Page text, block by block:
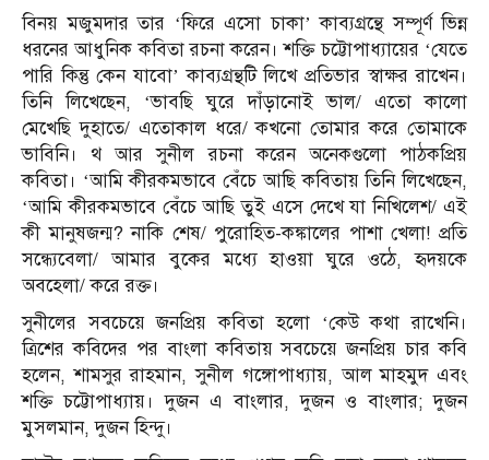
বিনয় মজুমদার তার ‘ফিরে এসো চাকা’ কাব্যগ্রন্থে সম্পূর্ণ ভিন্ন
ধরনের আধুনিক কবিতা রচনা করেন। শক্তি চট্টোপাধ্যায়ের ‘যেতে
পারি কিন্তু কেন যাবো’ কাব্যগ্রন্থটি লিখে প্রতিভার স্বাক্ষর রাখেন।
তিনি লিখেছেন, ‘ভাবছি ঘুরে দাঁড়ানোই ভাল/ এতো কালো
মেখেছি দুহাতে/ এতোকাল ধরে/ কখনো তোমার করে তোমাকে
ভাবিনি। থ আর সুনীল রচনা করেন অনেকগুলো পাঠকপ্রিয়
কবিতা। ‘আমি কীরকমভাবে বেঁচে আছি কবিতায় তিনি লিখেছেন,
‘আমি কীরকমভাবে বেঁচে আছি তুই এসে দেখে যা নিখিলেশ/ এই
কী মানুষজন্ম? নাকি শেষ/ পুরোহিত-কঙ্কালের পাশা খেলা! প্রতি
সন্ধ্যেবেলা/ আমার বুকের মধ্যে হাওয়া ঘুরে ওঠে, হৃদয়কে
অবহেলা/ করে রক্ত।
সুনীলের সবচেয়ে জনপ্রিয় কবিতা হলো ‘কেউ কথা রাখেনি।
ত্রিশের কবিদের পর বাংলা কবিতায় সবচেয়ে জনপ্রিয় চার কবি
হলেন, শামসুর রাহমান, সুনীল গঙ্গোপাধ্যায়, আল মাহমুদ এবং
শক্তি চট্টোপাধ্যায়। দুজন এ বাংলার, দুজন ও বাংলার; দুজন
মুসলমান, দুজন হিন্দু।